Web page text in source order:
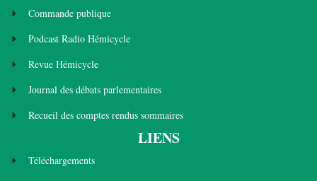
Commande publique
Podcast Radio Hémicycle
Revue Hémicycle
Journal des débats parlementaires
Recueil des comptes rendus sommaires
LIENS
Téléchargements